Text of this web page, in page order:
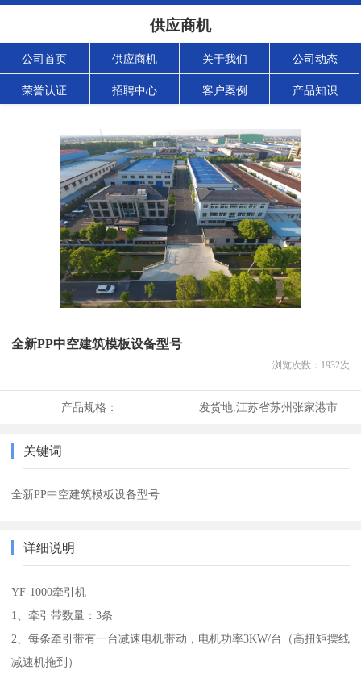
供应商机
公司首页 供应商机 关于我们 公司动态
荣誉认证 招聘中心 客户案例 产品知识
全新PP中空建筑模板设备型号
浏览次数： 1932次
产品规格： 发货地:江苏省苏州张家港市
关键词
全新PP中空建筑模板设备型号
详细说明
YF-1000牵引机
1、牵引带数量：3条
2、每条牵引带有一台减速电机带动，电机功率3KW/台（高扭矩摆线
减速机拖到）